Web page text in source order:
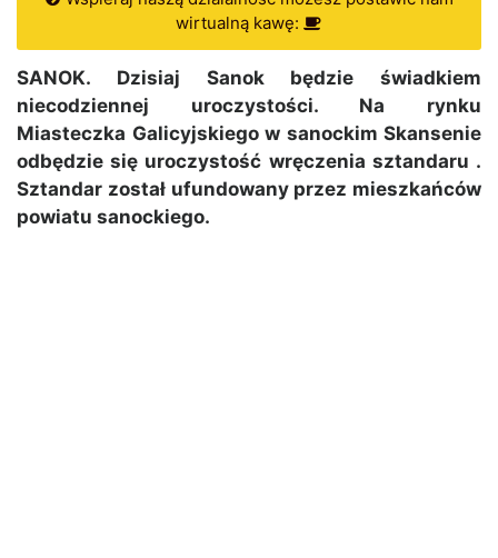
wirtualną kawę:
SANOK. Dzisiaj Sanok będzie świadkiem
niecodziennej uroczystości. Na rynku
Miasteczka Galicyjskiego w sanockim Skansenie
odbędzie się uroczystość wręczenia sztandaru .
Sztandar został ufundowany przez mieszkańców
powiatu sanockiego.